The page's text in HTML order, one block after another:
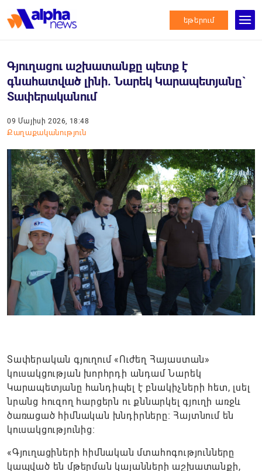
եթերում
Գյուղացու աշխատանքը պետք է
գնահատված լինի. Նարեկ Կարապետյանը`
Տափերականում
09 Մայիսի 2026, 18:48
Քաղաքականություն
Տափերական գյուղում «Ուժեղ Հայաստան»
կուսակցության խորհրդի անդամ Նարեկ
Կարապետյանը հանդիպել է բնակիչների հետ, լսել
նրանց հուզող հարցերն ու քննարկել գյուղի առջև
ծառացած հիմնական խնդիրները։ Հայտնում են
կուսակցությունից։
«Գյուղացիների հիմնական մտահոգությունները
կապված են մթերման կայանների աշխատանքի,